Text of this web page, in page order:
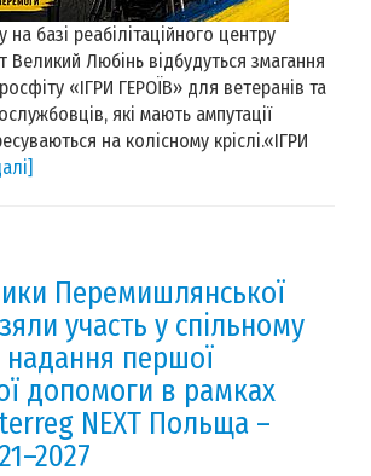
на базі реабілітаційного центру
Великий Любінь відбудуться змагання
«ІГРИ ГЕРОЇВ» для ветеранів та
які мають ампутації
на колісному кріслі.«ІГРИ
Перемишлянської
участь у спільному
надання першої
допомоги в рамках
NEXT Польща –